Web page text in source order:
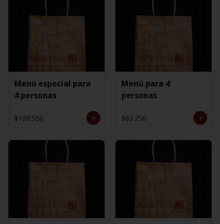
Menú especial para
4 personas
$109.550
Menú para 4
personas
$83.250